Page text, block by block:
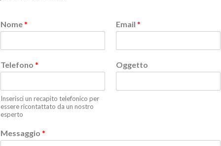
Nome* Email *
Telefono *
Inserisci un recapito telefonico per
essere ricontattato da un nostro
esperto
Oggetto
Messaggio *